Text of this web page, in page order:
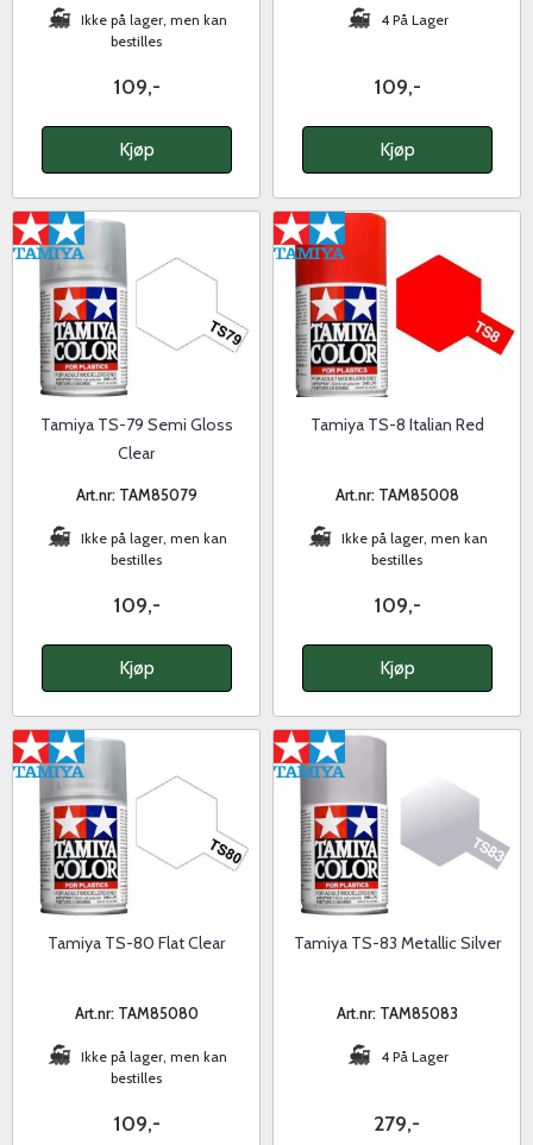
Ikke på lager, men kan
bestilles
109,-
Kjøp
4 På Lager
109,-
Kjøp
Tamiya TS-79 Semi Gloss
Clear
Art.nr: TAM85079
Ikke på lager, men kan
bestilles
109,-
Kjøp
Tamiya TS-8 Italian Red
Art.nr: TAM85008
Ikke på lager, men kan
bestilles
109,-
Kjøp
Tamiya TS-80 Flat Clear
Art.nr: TAM85080
Ikke på lager, men kan
bestilles
109,-
Tamiya TS-83 Metallic Silver
Art.nr: TAM85083
4 På Lager
279,-